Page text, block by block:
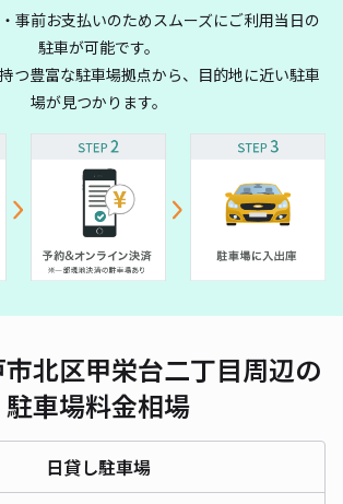
事前お支払いのためスムーズにご利用当日の
駐車が可能です。
つ豊富な駐車場拠点から、目的地に近い駐車
場が見つかります。
北区甲栄台二丁目周辺の
駐車場料金相場
日貸し駐車場